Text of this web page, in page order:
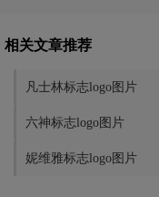
相关文章推荐
凡士林标志logo图片
六神标志logo图片
妮维雅标志logo图片